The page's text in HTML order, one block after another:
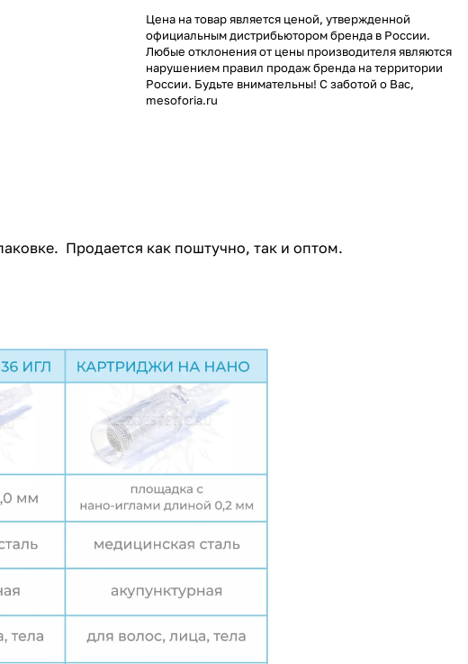
Цена на товар является ценой, утвержденной
официальным дистрибьютором бренда в России.
Любые отклонения от цены производителя являются
нарушением правил продаж бренда на территории
России. Будьте внимательны! С заботой о Вас,
mesoforia.ru
Продается как поштучно, так и оптом.